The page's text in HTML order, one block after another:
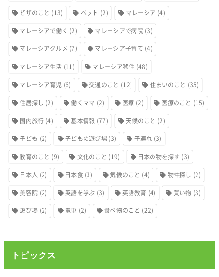
ビザのこと (13) ペット (2) マレーシア (4)
マレーシアで働く (2) マレーシアで病院(3)
マレーシアグルメ (7) マレーシア子育て (4)
マレーシア生活 (11) マレーシア移住 (48)
マレーシア育児 (6) 交通のこと (12) 住まいのこと (35)
住居探し (2) 働くママ (2) 医療 (2) 医療のこと (15)
国内旅行 (4) 基本情報 (77) 天候のこと (2)
子ども (2) 子どもの遊び場 (3) 子連れ (3)
教育のこと (9) 文化のこと (19) 日本の物を探す (3)
日本人 (2) 日本食(3) 気候のこと (4) 物件探し (2)
美容院 (2) 英語を学ぶ (3) 英語教育 (4) 買い物 (3)
遊び場 (2) 電車 (2) 食べ物のこと (22)
トピックス